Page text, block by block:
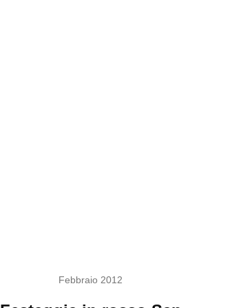
Febbraio 2012